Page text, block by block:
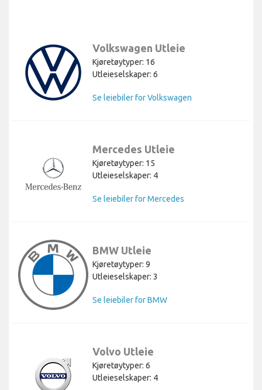
Volkswagen Utleie
Kjøretøytyper: 16
Utleieselskaper: 6
Se leiebiler for Volkswagen
Mercedes Utleie
Kjøretøytyper: 15
Utleieselskaper: 4
Se leiebiler for Mercedes
BMW Utleie
Kjøretøytyper: 9
Utleieselskaper: 3
Se leiebiler for BMW
Volvo Utleie
Kjøretøytyper: 6
Utleieselskaper: 4